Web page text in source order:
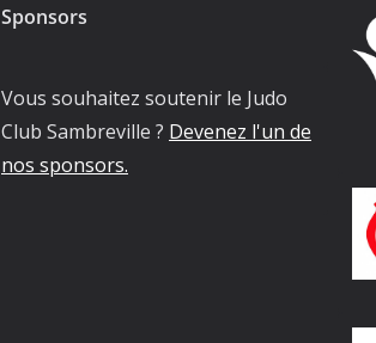
Sponsors
Vous souhaitez soutenir le Judo
Club Sambreville ? Devenez l'un de
nos sponsors.